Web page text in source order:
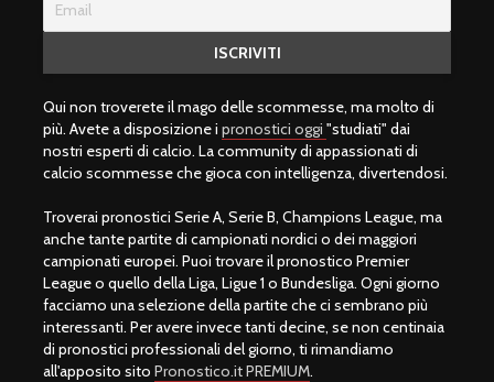
Qui non troverete il mago delle scommesse, ma molto di
più. Avete a disposizione i pronostici oggi "studiati" dai
nostri esperti di calcio. La community di appassionati di
calcio scommesse che gioca con intelligenza, divertendosi.
Troverai pronostici Serie A, Serie B, Champions League, ma
anche tante partite di campionati nordici o dei maggiori
campionati europei. Puoi trovare il pronostico Premier
League o quello della Liga, Ligue 1 o Bundesliga. Ogni giorno
facciamo una selezione della partite che ci sembrano più
interessanti. Per avere invece tanti decine, se non centinaia
di pronostici professionali del giorno, ti rimandiamo
all'apposito sito Pronostico.it PREMIUM.